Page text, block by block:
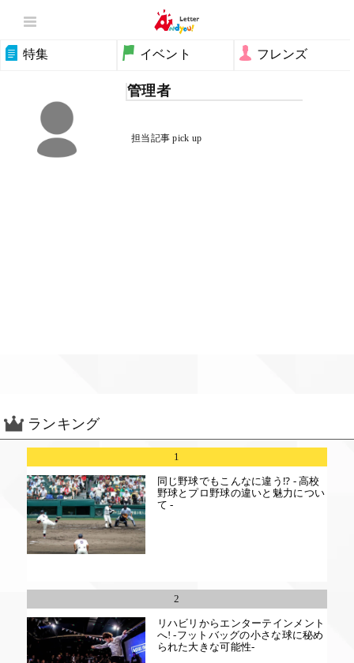
特集 イベント フレンズ
管理者
担当記事 pick up
ランキング
1
同じ野球でもこんなに違う⁉ - 高校
野球とプロ野球の違いと魅力につい
て -
2
リハビリからエンターテインメント
へ! -フットバッグの小さな球に秘め
られた大きな可能性-